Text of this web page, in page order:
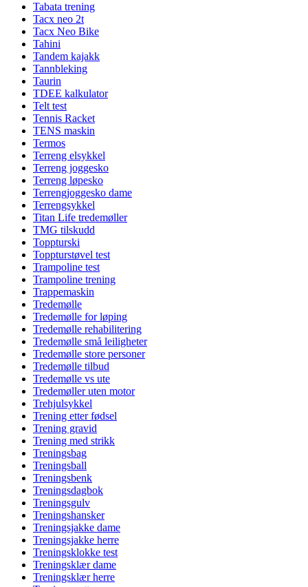
Tabata trening
Tacx neo 2t
Tacx Neo Bike
Tahini
Tandem kajakk
Tannbleking
Taurin
TDEE kalkulator
Telt test
Tennis Racket
TENS maskin
Termos
Terreng elsykkel
Terreng joggesko
Terreng løpesko
Terrengjoggesko dame
Terrengsykkel
Titan Life tredemøller
TMG tilskudd
Toppturski
Toppturstøvel test
Trampoline test
Trampoline trening
Trappemaskin
Tredemølle
Tredemølle for løping
Tredemølle rehabilitering
Tredemølle små leiligheter
Tredemølle store personer
Tredemølle tilbud
Tredemølle vs ute
Tredemøller uten motor
Trehjulsykkel
Trening etter fødsel
Trening gravid
Trening med strikk
Treningsbag
Treningsball
Treningsbenk
Treningsdagbok
Treningsgulv
Treningshansker
Treningsjakke dame
Treningsjakke herre
Treningsklokke test
Treningsklær dame
Treningsklær herre